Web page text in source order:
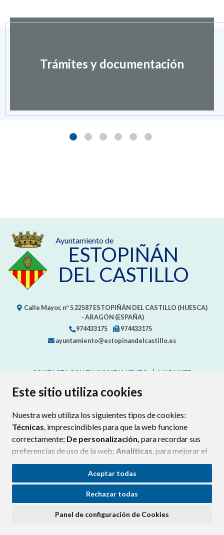
Este sitio utiliza cookies
Nuestra web utiliza los siguientes tipos de cookies:
Técnicas, imprescindibles para que la web funcione
correctamente; De personalización, para recordar sus
preferencias de uso de la web; Analíticas, para mejorar el
funcionamiento de la web y sus servicios.
Si acepta pulsando el botón“Aceptar todas”
consideramos que acepta su uso. Si pulsa el botón
ninguna acción, se guardarán las cookies técnicas
Aceptar todas
Rechazar todas
Panel de configuración de Cookies
Trámites y documentación
Ayuntamiento de
ESTOPIÑÁN
DEL CASTILLO
Calle Mayor, nº 522587 ESTOPIÑÁN DEL CASTILLO (HUESCA)
- ARAGÓN (ESPAÑA)
974433175
974433175
ayuntamiento@estopinandelcastillo.es
CONTACTA CON TU AYUNTAMIENTO
MAPA WEB
AVISO LEGAL
PROTECCIÓN DE DATOS
POLÍTICA DE COOKIES